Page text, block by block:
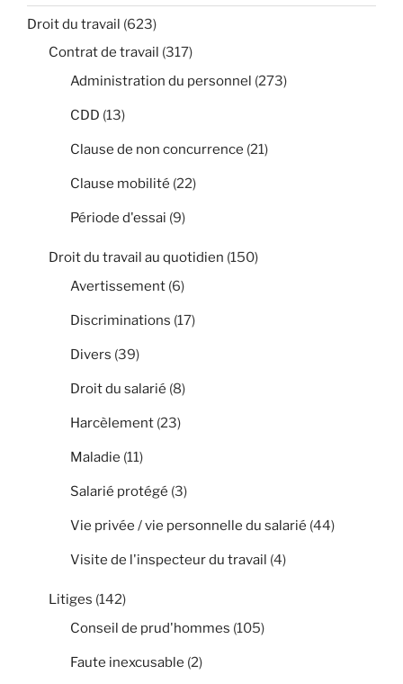
Droit du travail (623)
Contrat de travail (317)
Administration du personnel (273)
CDD (13)
Clause de non concurrence (21)
Clause mobilité (22)
Période d'essai (9)
Droit du travail au quotidien (150)
Avertissement (6)
Discriminations (17)
Divers (39)
Droit du salarié (8)
Harcèlement (23)
Maladie (11)
Salarié protégé (3)
Vie privée / vie personnelle du salarié (44)
Visite de l'inspecteur du travail (4)
Litiges (142)
Conseil de prud'hommes (105)
Faute inexcusable (2)